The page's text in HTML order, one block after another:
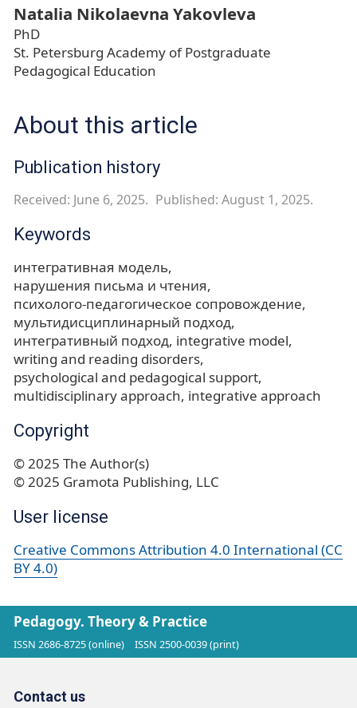
Natalia Nikolaevna Yakovleva
PhD
St. Petersburg Academy of Postgraduate
Pedagogical Education
About this article
Publication history
Received: June 6, 2025. Published: August 1, 2025.
Keywords
интегративная модель
нарушения письма и чтения
психолого-педагогическое сопровождение
мультидисциплинарный подход
интегративный подход integrative model
writing and reading disorders
psychological and pedagogical support
multidisciplinary approach integrative approach
Copyright
© 2025 The Author(s)
© 2025 Gramota Publishing, LLC
User license
Creative Commons Attribution 4.0 International (CC
BY 4.0)
Pedagogy. Theory & Practice
ISSN 2686-8725 (online) ISSN 2500-0039 (print)
Contact us